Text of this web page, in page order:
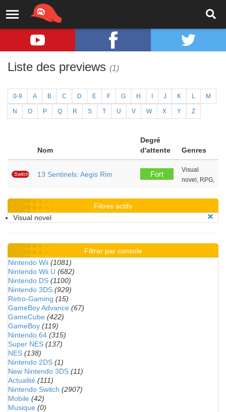
Liste des previews (1)
0-9 A B C D E F G H J K L M
N O P Q R S T U V W X Y Z
Nom
Degré
d'attente
Genres
Switch 13 Sentinels: Aegis Rim Fort
Visual
novel, RPG,
Filtres actifs
Visual novel
Filtrer par console
Nintendo Wii (1081)
Nintendo Wii U (682)
Nintendo DS (1100)
Nintendo 3DS (929)
Retro-Gaming (15)
GameBoy Advance (67)
GameCube (422)
GameBoy (119)
Nintendo 64 (315)
Super NES (137)
NES (138)
Nintendo 2DS (1)
New Nintendo 3DS (11)
Actualité (111)
Nintendo Switch (2907)
Mobile (42)
Musique (0)